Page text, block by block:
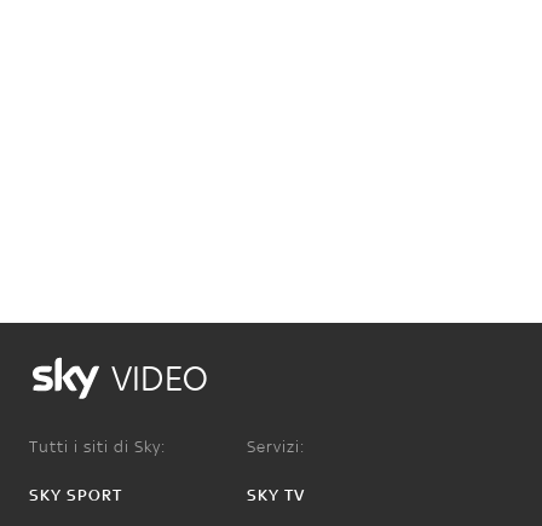
VIDEO
Tutti i siti di Sky:
SKY SPORT
Servizi:
SKY TV